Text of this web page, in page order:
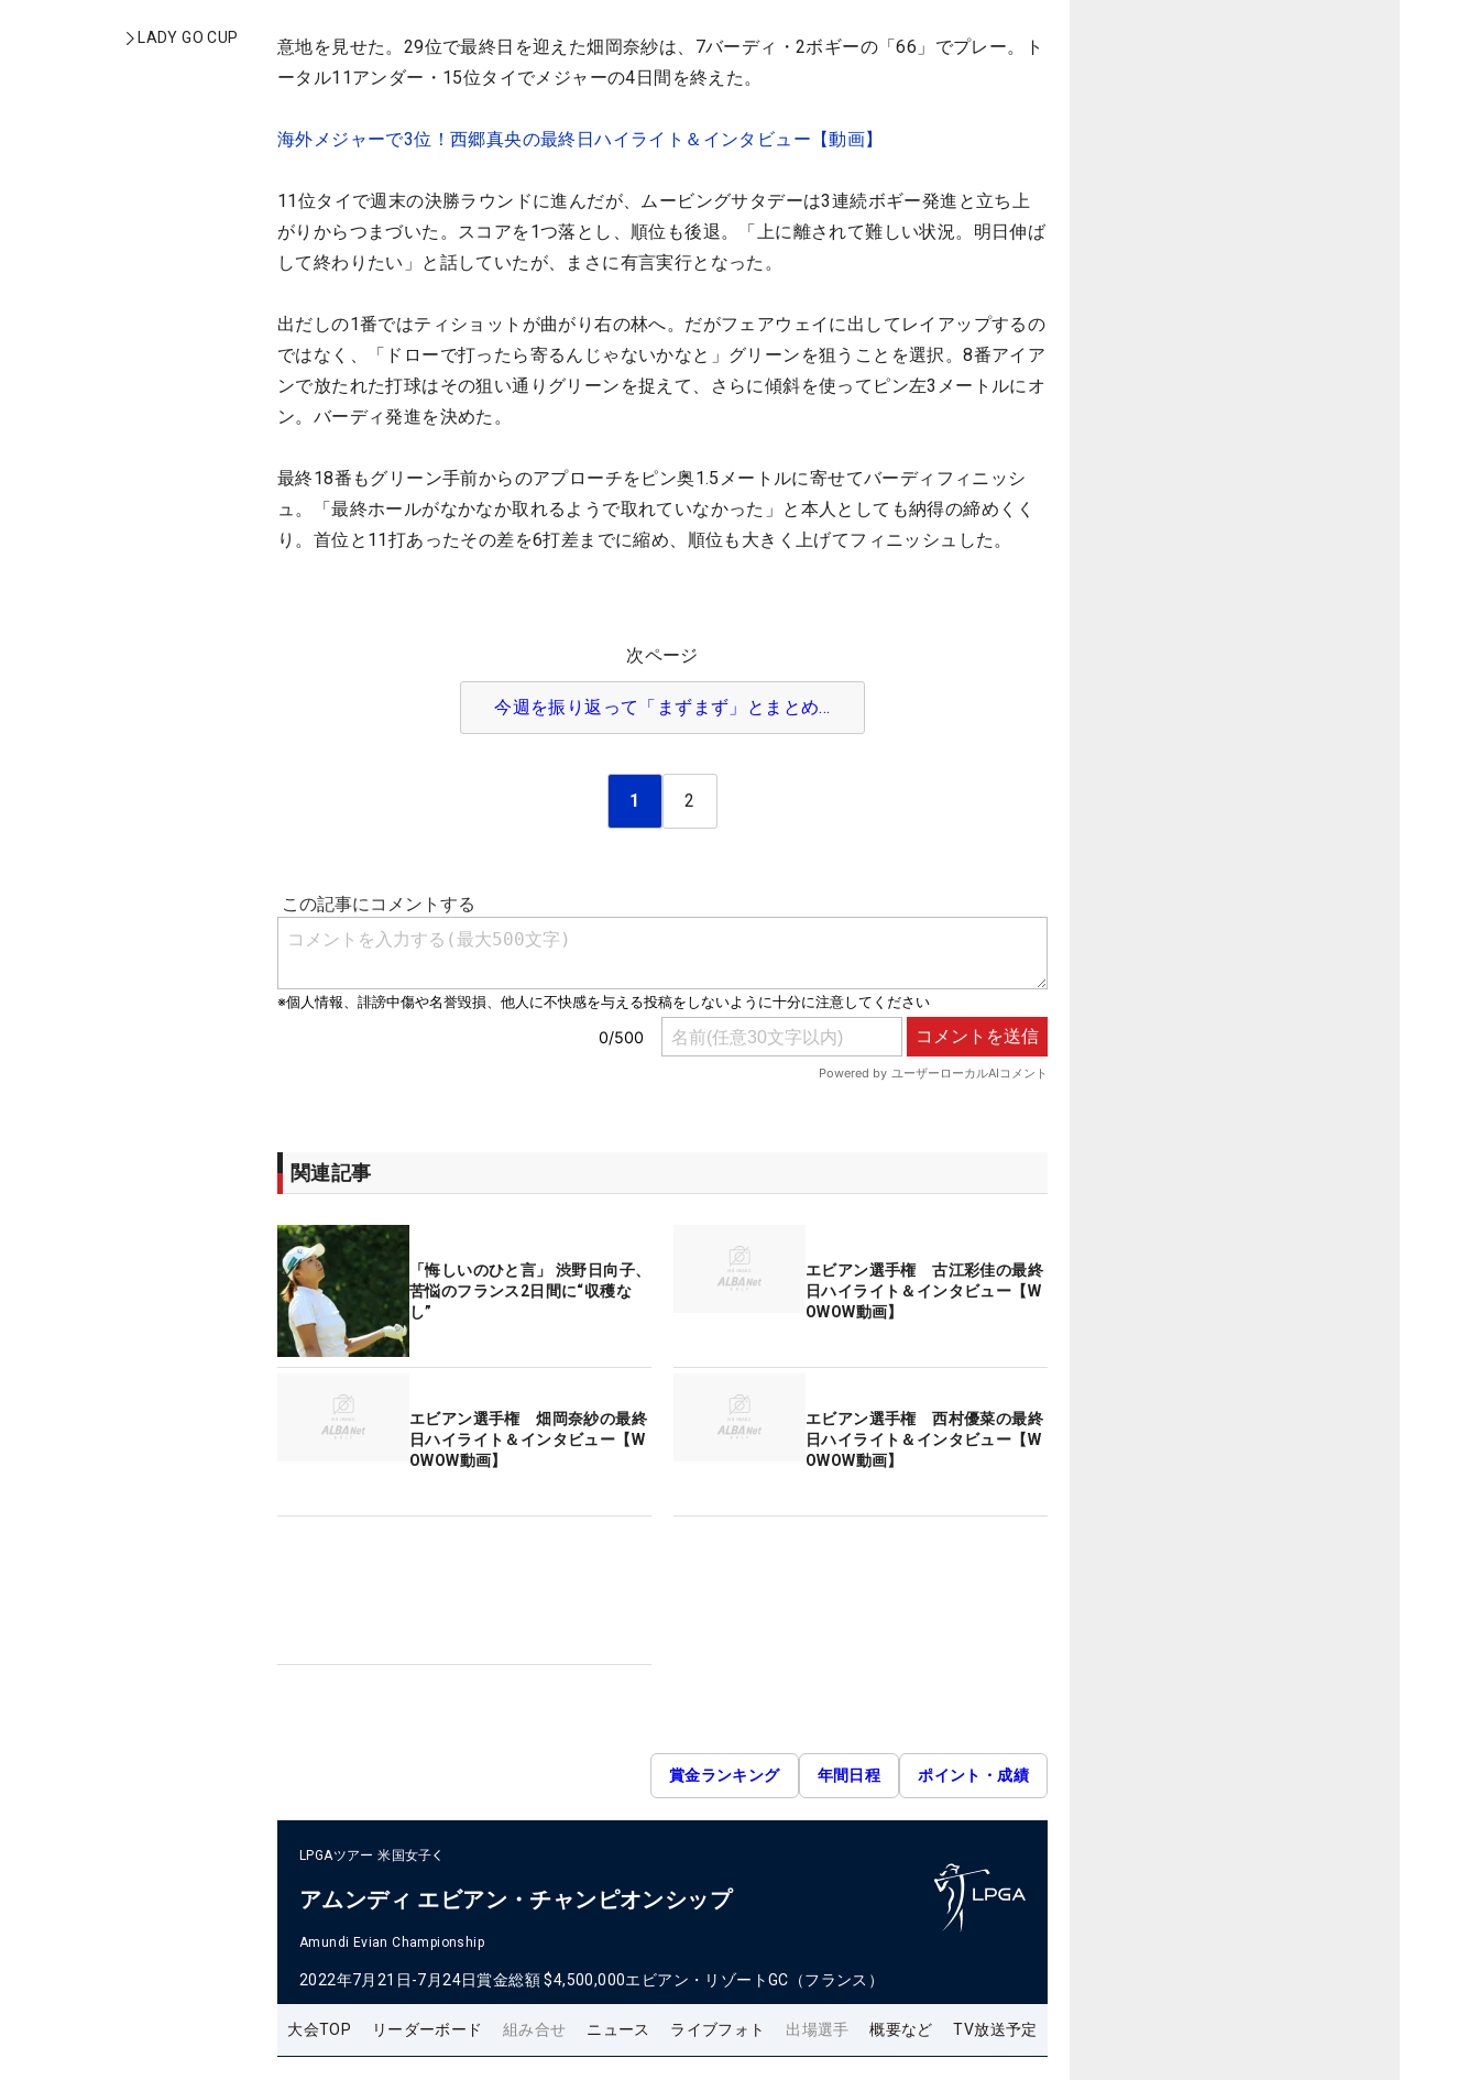
LADY GO CUP
意地を見せた。29位で最終日を迎えた畑岡奈紗は、7バーディ・2ボギーの「66」でプレー。ト
ータル11アンダー・15位タイでメジャーの4日間を終えた。
海外メジャーで3位！西郷真央の最終日ハイライト＆インタビュー【動画】
11位タイで週末の決勝ラウンドに進んだが、ムービングサタデーは3連続ボギー発進と立ち上
がりからつまづいた。スコアを1つ落とし、順位も後退。「上に離されて難しい状況。明日伸ば
して終わりたい」と話していたが、まさに有言実行となった。
出だしの1番ではティショットが曲がり右の林へ。だがフェアウェイに出してレイアップするの
ではなく、「ドローで打ったら寄るんじゃないかなと」グリーンを狙うことを選択。8番アイア
ンで放たれた打球はその狙い通りグリーンを捉えて、さらに傾斜を使ってピン左3メートルにオ
ン。バーディ発進を決めた。
最終18番もグリーン手前からのアプローチをピン奥1.5メートルに寄せてバーディフィニッシ
ュ。「最終ホールがなかなか取れるようで取れていなかった」と本人としても納得の締めくく
り。首位と11打あったその差を6打差までに縮め、順位も大きく上げてフィニッシュした。
次ページ
今週を振り返って「まずまず」とまとめ…
1 2
関連記事
「悔しいのひと言」 渋野日向子、
苦悩のフランス2日間に“収穫な
し”
エビアン選手権 古江彩佳の最終
日ハイライト＆インタビュー【W
OWOW動画】
エビアン選手権 畑岡奈紗の最終
日ハイライト＆インタビュー【W
OWOW動画】
エビアン選手権 西村優菜の最終
日ハイライト＆インタビュー【W
OWOW動画】
賞金ランキング 年間日程 ポイント・成績
LPGAツアー 米国女子
アムンディ エビアン・チャンピオンシップ
Amundi Evian Championship
2022年7月21日-7月24日賞金総額 $4,500,000エビアン・リゾートGC（フランス）
大会TOP リーダーボード 組み合せ ニュース ライブフォト 出場選手 概要など TV放送予定